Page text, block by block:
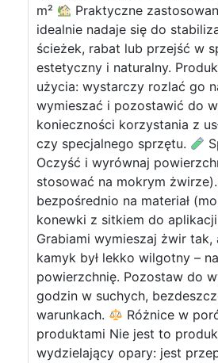
m²
Praktyczne
idealnie nadaje się do
ścieżek, rabat lub przejść w
estetyczny i naturalny.
użycia: wystarczy rozlać go
wymieszać i pozostawić do
konieczności korzystania z
czy specjalnego sprzętu.
Oczyść i wyrównaj
stosować na mokrym
bezpośrednio na materiał
konewki z sitkiem do aplikacji
Grabiami wymieszaj żwir tak,
kamyk był lekko wilgotny –
powierzchnię. Pozostaw do
godzin w suchych,
warunkach.
Różnice w
produktami Nie jest to
wydzielający opary: jest